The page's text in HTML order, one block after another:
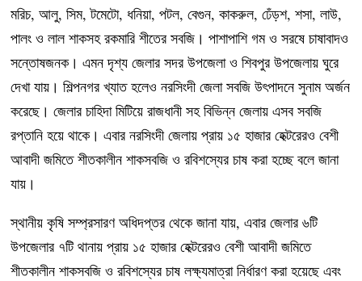
মরিচ, আলু, সিম, টমেটো, ধনিয়া, পটল, বেগুন, কাকরুল, ঢেঁড়শ, শসা, লাউ,
পালং ও লাল শাকসহ রকমারি শীতের সবজি। পাশাপাশি গম ও সরষে চাষাবাদও
সন্তোষজনক। এমন দৃশ্য জেলার সদর উপজেলা ও শিবপুর উপজেলায় ঘুরে
দেখা যায়। শিল্পনগর খ্যাত হলেও নরসিংদী জেলা সবজি উৎপাদনে সুনাম অর্জন
করেছে। জেলার চাহিদা মিটিয়ে রাজধানী সহ বিভিন্ন জেলায় এসব সবজি
রপ্তানি হয়ে থাকে। এবার নরসিংদী জেলায় প্রায় ১৫ হাজার হেক্টরেরও বেশী
আবাদী জমিতে শীতকালীন শাকসবজি ও রবিশস্যের চাষ করা হচ্ছে বলে জানা
যায়।
স্থানীয় কৃষি সম্প্রসারণ অধিদপ্তর থেকে জানা যায়, এবার জেলার ৬টি
উপজেলার ৭টি থানায় প্রায় ১৫ হাজার হেক্টরেরও বেশী আবাদী জমিতে
শীতকালীন শাকসবজি ও রবিশস্যের চাষ লক্ষ্যমাত্রা নির্ধারণ করা হয়েছে এবং